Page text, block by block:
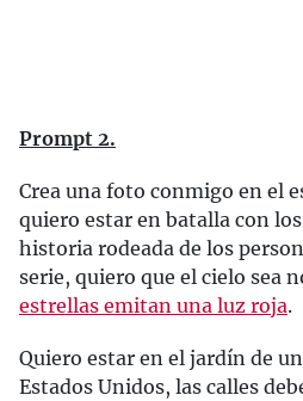
Prompt 2.
Crea una foto conmigo en el
quiero estar en batalla con
historia rodeada de los
serie, quiero que el cielo sea
estrellas emitan una luz roja.
Quiero estar en el jardín de
Estados Unidos, las calles